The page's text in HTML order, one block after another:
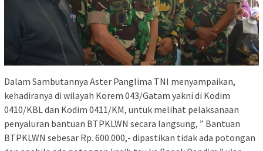
Dalam Sambutannya Aster Panglima TNI menyampaikan,
kehadiranya di wilayah Korem 043/Gatam yakni di Kodim
0410/KBL dan Kodim 0411/KM, untuk melihat pelaksanaan
penyaluran bantuan BTPKLWN secara langsung, ” Bantuan
BTPKLWN sebesar Rp. 600.000,- dipastikan tidak ada potongan